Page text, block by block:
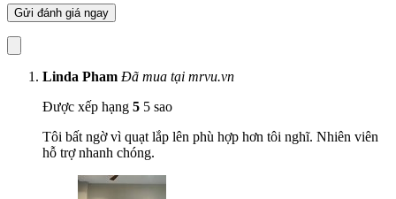
Linda Pham Đã mua tại mrvu.vn
Được xếp hạng 5 5 sao
Tôi bất ngờ vì quạt lắp lên phù hợp hơn tôi nghĩ. Nhiên viên
hỗ trợ nhanh chóng.